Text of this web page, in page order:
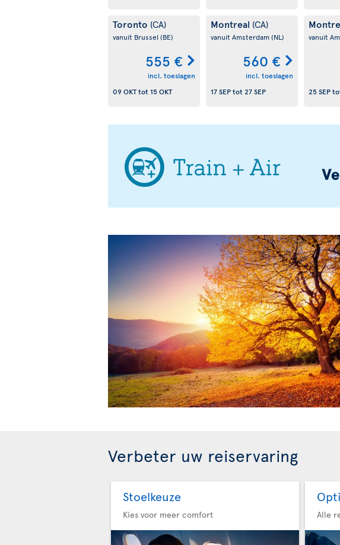
Toronto (CA)
vanuit Brussel (BE)
555 €
incl. toeslagen
09 OKTtot 15 OKT
Montreal (CA)
vanuit Amsterdam(NL)
560 €
incl. toeslagen
17 SEPtot 27 SEP
vanuit
25 SEP
Verbeter uw reiservaring
Stoelkeuze
Kies voor meer comfort Alle